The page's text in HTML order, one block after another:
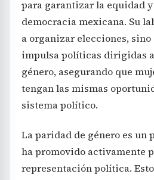
para garantizar la equidad
democracia mexicana. Su
a organizar elecciones,
impulsa políticas dirigidas
género, asegurando que
tengan las mismas
sistema político.
La paridad de género es un
ha promovido activamente
representación política.